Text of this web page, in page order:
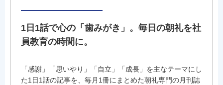
1日1話で心の「歯みがき」。毎日の朝礼を社
員教育の時間に。
「感謝」「思いやり」「自立」「成長」を主なテーマにし
た1日1話の記事を、毎月1冊にまとめた朝礼専門の月刊誌